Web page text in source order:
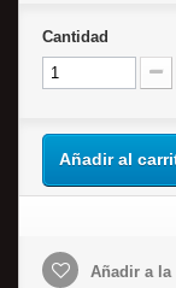
Cantidad
Añadir al
Añadir a la